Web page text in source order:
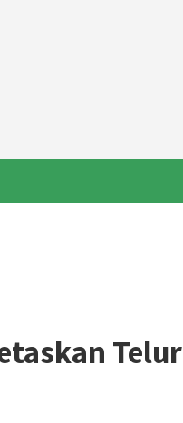
Telur